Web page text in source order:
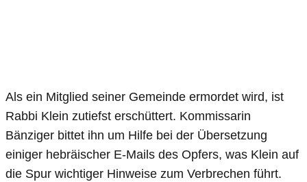
Als ein Mitglied seiner Gemeinde ermordet wird, ist
Rabbi Klein zutiefst erschüttert. Kommissarin
Bänziger bittet ihn um Hilfe bei der Übersetzung
einiger hebräischer E-Mails des Opfers, was Klein auf
die Spur wichtiger Hinweise zum Verbrechen führt.